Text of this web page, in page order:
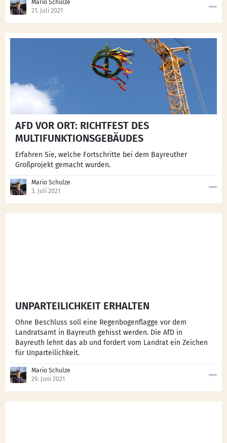
Mario Schulze
21. Juli 2021
AFD VOR ORT: RICHTFEST DES
MULTIFUNKTIONSGEBÄUDES
Erfahren Sie, welche Fortschritte bei dem Bayreuther
Großprojekt gemacht wurden.
Mario Schulze
3. Juli 2021
UNPARTEILICHKEIT ERHALTEN
Ohne Beschluss soll eine Regenbogenflagge vor dem
Landratsamt in Bayreuth gehisst werden. Die AfD in
Bayreuth lehnt das ab und fordert vom Landrat ein Zeichen
für Unparteilichkeit.
Mario Schulze
29. Juni 2021